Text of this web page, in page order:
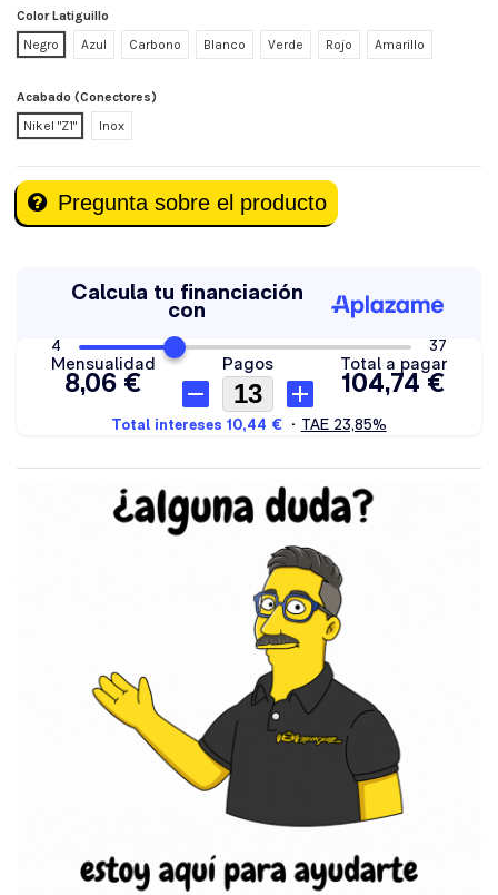
Color Latiguillo
Negro
Azul Carbono Blanco Verde Rojo Amarillo
Acabado (Conectores)
Nikel "Z1"
Inox
Pregunta sobre el producto